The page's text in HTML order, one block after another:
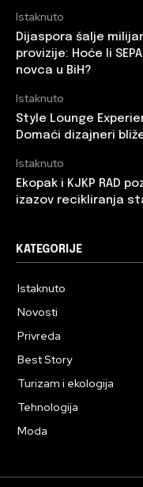
Istaknuto
Dijaspora šalje
provizije: Hoće li
novca u BiH?
Istaknuto
Style Lounge
Domaći dizajneri
Istaknuto
Ekopak i KJKP RAD
izazov recikliranja
KATEGORIJE
Istaknuto
Novosti
Privreda
Best Story
Turizam i ekologija
Tehnologija
Moda